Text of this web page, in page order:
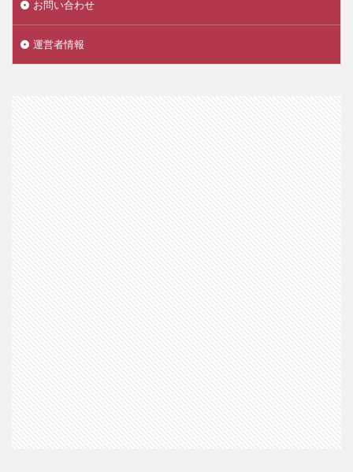
お問い合わせ
運営者情報